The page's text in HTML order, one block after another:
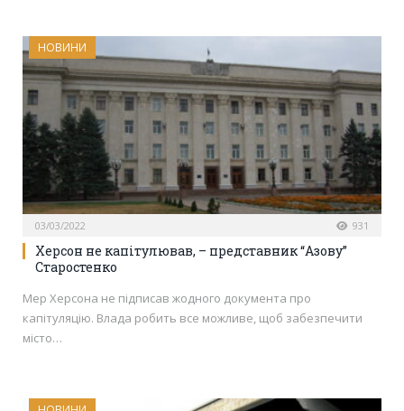
НОВИНИ
03/03/2022 931
Херсон не капітулював, – представник “Азову”
Старостенко
Мер Херсона не підписав жодного документа про
капітуляцію. Влада робить все можливе, щоб забезпечити
місто…